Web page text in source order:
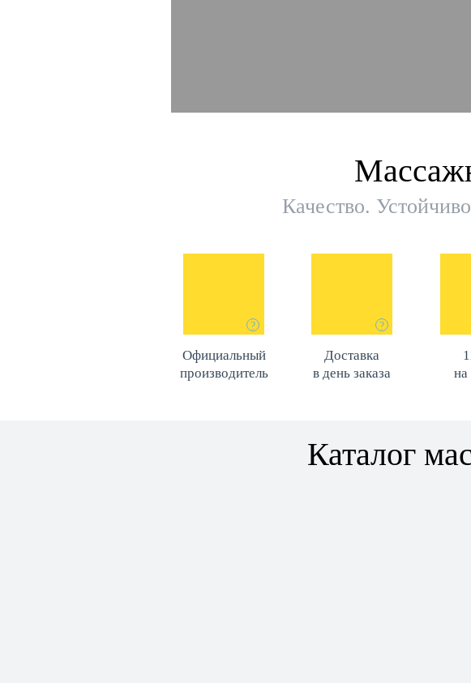
Массажные столы
Качество.
Официальный
производитель
?
Доставка
в день заказа
?
на
Каталог